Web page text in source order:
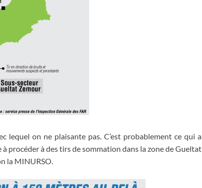
lequel on ne plaisante pas. C’est probablement ce qui a
procéder à des tirs de sommation dans la zone de Gueltat
la MINURSO.